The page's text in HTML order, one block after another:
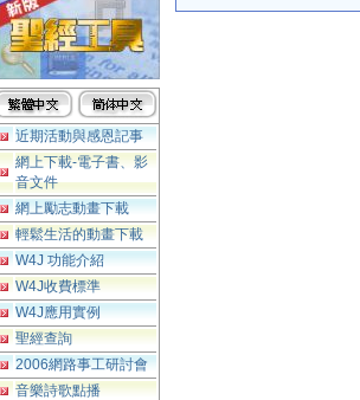
近期活動與感恩記事
網上下載-電子書、影
音文件
網上勵志動畫下載
輕鬆生活的動畫下載
W4J 功能介紹
W4J收費標準
W4J應用實例
聖經查詢
2006網路事工研討會
音樂詩歌點播